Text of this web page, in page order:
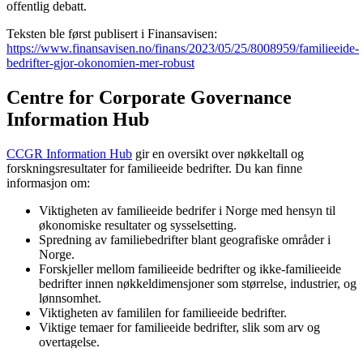
offentlig debatt.
Teksten ble først publisert i Finansavisen:
https://www.finansavisen.no/finans/2023/05/25/8008959/familieeide-
bedrifter-gjor-okonomien-mer-robust
Centre for Corporate Governance
Information Hub
CCGR Information Hub gir en oversikt over nøkkeltall og
forskningsresultater for familieeide bedrifter. Du kan finne
informasjon om:
Viktigheten av familieeide bedrifer i Norge med hensyn til
økonomiske resultater og sysselsetting.
Spredning av familiebedrifter blant geografiske områder i
Norge.
Forskjeller mellom familieeide bedrifter og ikke-familieeide
bedrifter innen nøkkeldimensjoner som størrelse, industrier, og
lønnsomhet.
Viktigheten av famililen for familieeide bedrifter.
Viktige temaer for familieeide bedrifter, slik som arv og
overtagelse.